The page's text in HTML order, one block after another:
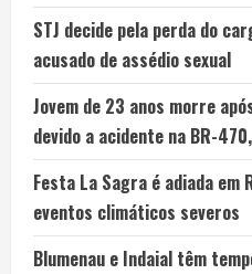
STJ decide pela perda do
acusado de assédio sexual
Jovem de 23 anos morre
devido a acidente na BR-
Festa La Sagra é adiada em
eventos climáticos severos
Blumenau e Indaial têm